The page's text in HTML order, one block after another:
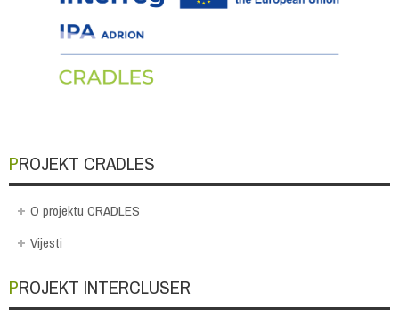
PROJEKT CRADLES
O projektu CRADLES
Vijesti
PROJEKT INTERCLUSER